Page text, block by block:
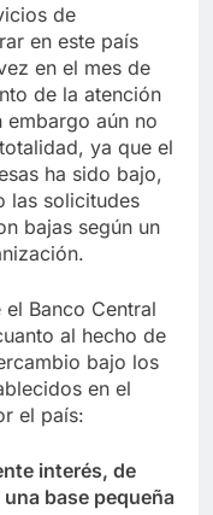
de
en este país
en el mes de
de la atención
embargo aún no
ya que el
ha sido bajo,
las solicitudes
bajas según un
Banco Central
al hecho de
bajo los
en el
el país:
interés, de
base pequeña